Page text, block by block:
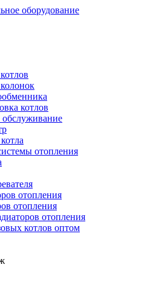
оборудование
котлов
отопления
отопления
отопления
отопления
котлов оптом